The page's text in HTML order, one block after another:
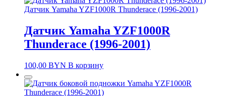
Датчик Yamaha YZF1000R Thunderace (1996-2001)
Датчик Yamaha YZF1000R
Thunderace (1996-2001)
100,00 BYN В корзину